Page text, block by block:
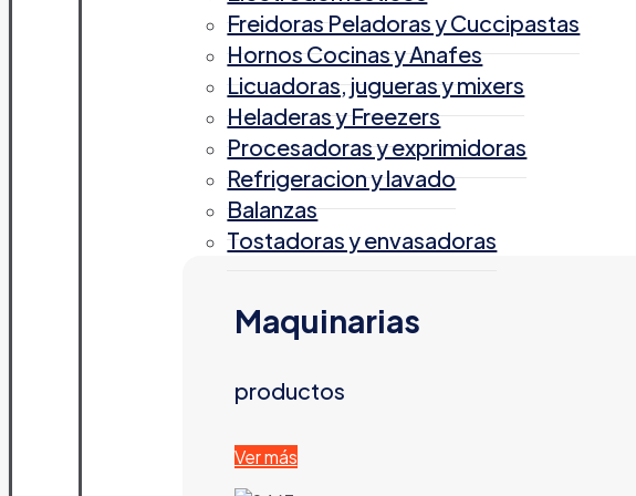
Freidoras Peladoras y Cuccipastas
Hornos Cocinas y Anafes
Licuadoras, jugueras y mixers
Heladeras y Freezers
Procesadoras y exprimidoras
Refrigeracion y lavado
Balanzas
Tostadoras y envasadoras
Maquinarias
productos
Ver más